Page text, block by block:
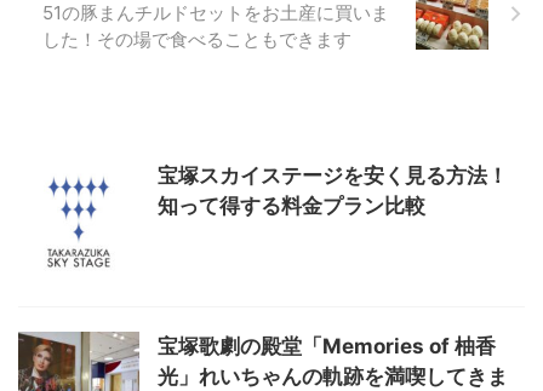
51の豚まんチルドセットをお土産に買いま
した！その場で食べることもできます
宝塚スカイステージを安く見る方法！
知って得する料金プラン比較
宝塚歌劇の殿堂「Memories of 柚香
光」れいちゃんの軌跡を満喫してきま